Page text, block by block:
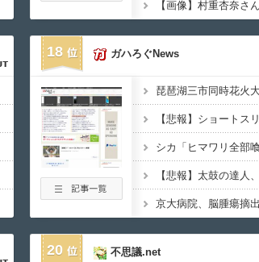
18 ガハろぐNews
20 不思議.net